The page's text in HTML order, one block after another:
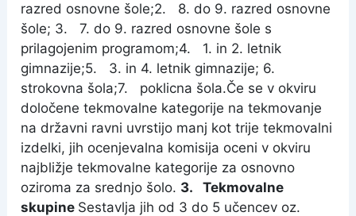
razred osnovne šole;2. 8. do 9. razred osnovne
šole; 3. 7. do 9. razred osnovne šole s
prilagojenim programom;4. 1. in 2. letnik
gimnazije;5. 3. in 4. letnik gimnazije; 6.
strokovna šola;7. poklicna šola.Če se v okviru
določene tekmovalne kategorije na tekmovanje
na državni ravni uvrstijo manj kot trije tekmovalni
izdelki, jih ocenjevalna komisija oceni v okviru
najbližje tekmovalne kategorije za osnovno
oziroma za srednjo šolo. 3. Tekmovalne
skupine Sestavlja jih od 3 do 5 učencev oz.